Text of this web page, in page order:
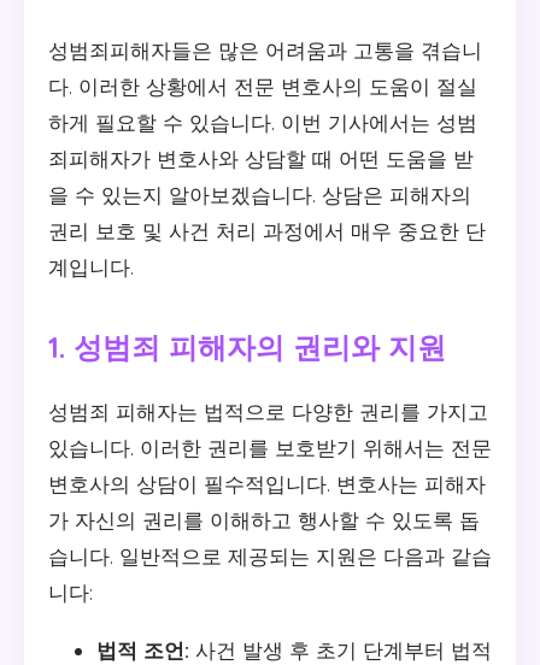
성범죄피해자들은 많은 어려움과 고통을 겪습니
다. 이러한 상황에서 전문 변호사의 도움이 절실
하게 필요할 수 있습니다. 이번 기사에서는 성범
죄피해자가 변호사와 상담할 때 어떤 도움을 받
을 수 있는지 알아보겠습니다. 상담은 피해자의
권리 보호 및 사건 처리 과정에서 매우 중요한 단
계입니다.
1. 성범죄 피해자의 권리와 지원
성범죄 피해자는 법적으로 다양한 권리를 가지고
있습니다. 이러한 권리를 보호받기 위해서는 전문
변호사의 상담이 필수적입니다. 변호사는 피해자
가 자신의 권리를 이해하고 행사할 수 있도록 돕
습니다. 일반적으로 제공되는 지원은 다음과 같습
니다:
법적 조언: 사건 발생 후 초기 단계부터 법적